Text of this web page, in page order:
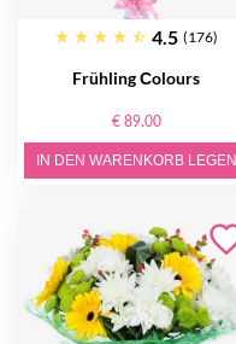
4.5 (176)
Frühling Сolours
€ 89.00
IN DEN WARENKORB LEGEN